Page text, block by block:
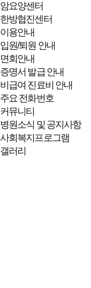
암요양센터
한방협진센터
이용안내
입원/퇴원 안내
면회안내
증명서 발급 안내
비급여 진료비 안내
주요 전화번호
커뮤니티
병원소식 및 공지사항
사회복지프로그램
갤러리